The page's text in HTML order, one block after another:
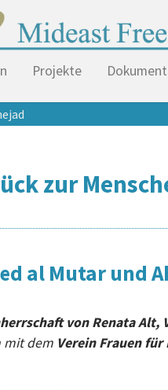
Projekte
zur
al Mutar und
von Renata Alt,
dem Verein Frauen für